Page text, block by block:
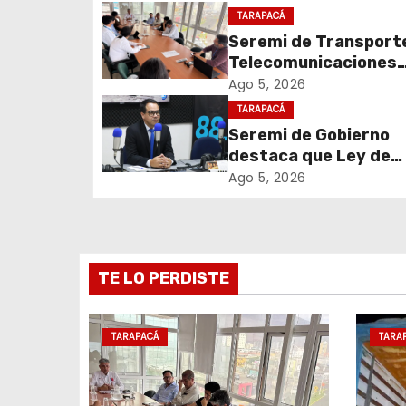
g
a
c
i
ó
e
e
n
t
TARAPACÁ
Seremi de
Telecomunicaciones
encabezó primera
coordinación para el
de cables en desuso
Iquique
Ago 5, 2026
TARAPACÁ
Seremi de Gobierno
destaca que Ley de
Reconstrucción
Ago 5, 2026
TE LO PERDISTE
TARAPACÁ